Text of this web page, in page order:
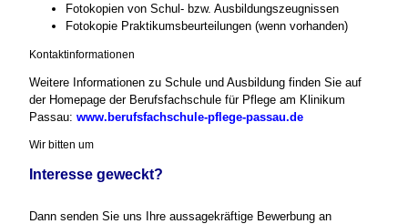
Fotokopien von Schul- bzw. Ausbildungszeugnissen
Fotokopie Praktikumsbeurteilungen (wenn vorhanden)
Kontaktinformationen
Weitere Informationen zu Schule und Ausbildung finden Sie auf
der Homepage der Berufsfachschule für Pflege am Klinikum
Passau: www.berufsfachschule-pflege-passau.de
Wir bitten um
Interesse geweckt?
Dann senden Sie uns Ihre aussagekräftige Bewerbung an